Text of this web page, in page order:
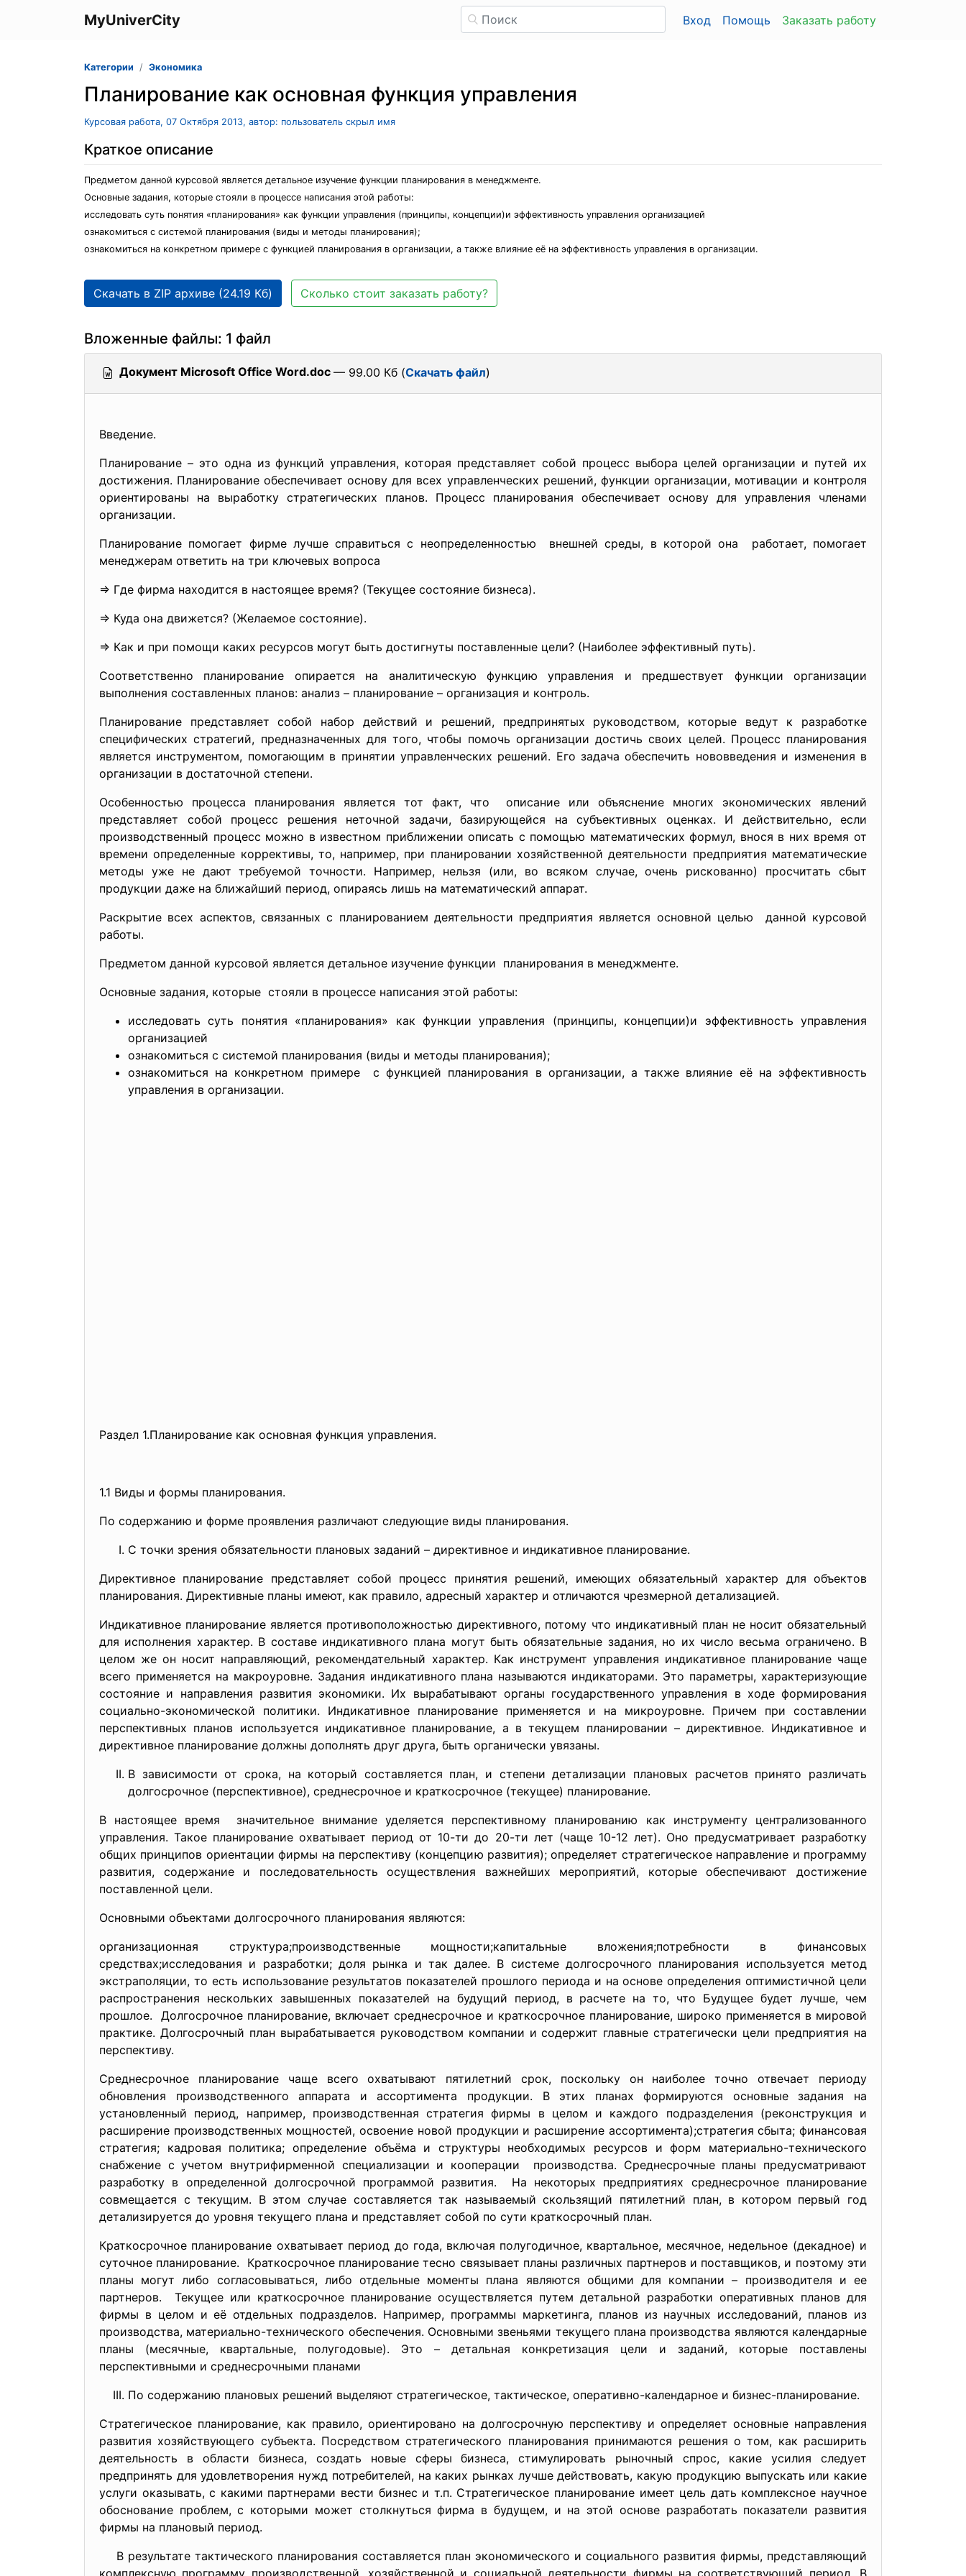
MyUniverCity Вход Помощь Заказать работу
Категории Экономика
Планирование как основная функция управления
Курсовая работа, 07 Октября 2013, автор: пользователь скрыл имя
Краткое описание
Предметом данной курсовой является детальное изучение функции планирования в менеджменте.
Основные задания, которые стояли в процессе написания этой работы:
исследовать суть понятия «планирования» как функции управления (принципы, концепции)и эффективность управления организацией
ознакомиться с системой планирования (виды и методы планирования);
ознакомиться на конкретном примере с функцией планирования в организации, а также влияние её на эффективность управления в организации.
Скачать в ZIP архиве (24.19 Кб) Сколько стоит заказать работу?
Вложенные файлы: 1 файл
Документ Microsoft Office Word.doc — 99.00 Кб (Скачать файл)
Введение.
Планирование – это одна из функций управления, которая представляет собой процесс выбора целей организации и путей их
достижения. Планирование обеспечивает основу для всех управленческих решений, функции организации, мотивации и контроля
ориентированы на выработку стратегических планов. Процесс планирования обеспечивает основу для управления членами
организации.
Планирование помогает фирме лучше справиться с неопределенностью внешней среды, в которой она работает, помогает
менеджерам ответить на три ключевых вопроса
⇒ Где фирма находится в настоящее время? (Текущее состояние бизнеса).
⇒ Куда она движется? (Желаемое состояние).
⇒ Как и при помощи каких ресурсов могут быть достигнуты поставленные цели? (Наиболее эффективный путь).
Соответственно планирование опирается на аналитическую функцию управления и предшествует функции организации
выполнения составленных планов: анализ – планирование – организация и контроль.
Планирование представляет собой набор действий и решений, предпринятых руководством, которые ведут к разработке
специфических стратегий, предназначенных для того, чтобы помочь организации достичь своих целей. Процесс планирования
является инструментом, помогающим в принятии управленческих решений. Его задача обеспечить нововведения и изменения в
организации в достаточной степени.
Особенностью процесса планирования является тот факт, что описание или объяснение многих экономических явлений
представляет собой процесс решения неточной задачи, базирующейся на субъективных оценках. И действительно, если
производственный процесс можно в известном приближении описать с помощью математических формул, внося в них время от
времени определенные коррективы, то, например, при планировании хозяйственной деятельности предприятия математические
методы уже не дают требуемой точности. Например, нельзя (или, во всяком случае, очень рискованно) просчитать сбыт
продукции даже на ближайший период, опираясь лишь на математический аппарат.
Раскрытие всех аспектов, связанных с планированием деятельности предприятия является основной целью данной курсовой
работы.
Предметом данной курсовой является детальное изучение функции планирования в менеджменте.
Основные задания, которые стояли в процессе написания этой работы:
исследовать суть понятия «планирования» как функции управления (принципы, концепции)и эффективность управления
организацией
ознакомиться с системой планирования (виды и методы планирования);
ознакомиться на конкретном примере с функцией планирования в организации, а также влияние её на эффективность
управления в организации.
Раздел 1.Планирование как основная функция управления.
1.1 Виды и формы планирования.
По содержанию и форме проявления различают следующие виды планирования.
С точки зрения обязательности плановых заданий – директивное и индикативное планирование.
Директивное планирование представляет собой процесс принятия решений, имеющих обязательный характер для объектов
планирования. Директивные планы имеют, как правило, адресный характер и отличаются чрезмерной детализацией.
Индикативное планирование является противоположностью директивного, потому что индикативный план не носит обязательный
для исполнения характер. В составе индикативного плана могут быть обязательные задания, но их число весьма ограничено. В
целом же он носит направляющий, рекомендательный характер. Как инструмент управления индикативное планирование чаще
всего применяется на макроуровне. Задания индикативного плана называются индикаторами. Это параметры, характеризующие
состояние и направления развития экономики. Их вырабатывают органы государственного управления в ходе формирования
социально-экономической политики. Индикативное планирование применяется и на микроуровне. Причем при составлении
перспективных планов используется индикативное планирование, а в текущем планировании – директивное. Индикативное и
директивное планирование должны дополнять друг друга, быть органически увязаны.
В зависимости от срока, на который составляется план, и степени детализации плановых расчетов принято различать
долгосрочное (перспективное), среднесрочное и краткосрочное (текущее) планирование.
В настоящее время значительное внимание уделяется перспективному планированию как инструменту централизованного
управления. Такое планирование охватывает период от 10-ти до 20-ти лет (чаще 10-12 лет). Оно предусматривает разработку
общих принципов ориентации фирмы на перспективу (концепцию развития); определяет стратегическое направление и программу
развития, содержание и последовательность осуществления важнейших мероприятий, которые обеспечивают достижение
поставленной цели.
Основными объектами долгосрочного планирования являются:
организационная структура;производственные мощности;капитальные вложения;потребности в финансовых
средствах;исследования и разработки; доля рынка и так далее. В системе долгосрочного планирования используется метод
экстраполяции, то есть использование результатов показателей прошлого периода и на основе определения оптимистичной цели
распространения нескольких завышенных показателей на будущий период, в расчете на то, что Будущее будет лучше, чем
прошлое. Долгосрочное планирование, включает среднесрочное и краткосрочное планирование, широко применяется в мировой
практике. Долгосрочный план вырабатывается руководством компании и содержит главные стратегически цели предприятия на
перспективу.
Среднесрочное планирование чаще всего охватывают пятилетний срок, поскольку он наиболее точно отвечает периоду
обновления производственного аппарата и ассортимента продукции. В этих планах формируются основные задания на
установленный период, например, производственная стратегия фирмы в целом и каждого подразделения (реконструкция и
расширение производственных мощностей, освоение новой продукции и расширение ассортимента);стратегия сбыта; финансовая
стратегия; кадровая политика; определение объёма и структуры необходимых ресурсов и форм материально-технического
снабжение с учетом внутрифирменной специализации и кооперации производства. Среднесрочные планы предусматривают
разработку в определенной долгосрочной программой развития. На некоторых предприятиях среднесрочное планирование
совмещается с текущим. В этом случае составляется так называемый скользящий пятилетний план, в котором первый год
детализируется до уровня текущего плана и представляет собой по сути краткосрочный план.
Краткосрочное планирование охватывает период до года, включая полугодичное, квартальное, месячное, недельное (декадное) и
суточное планирование. Краткосрочное планирование тесно связывает планы различных партнеров и поставщиков, и поэтому эти
планы могут либо согласовываться, либо отдельные моменты плана являются общими для компании – производителя и ее
партнеров. Текущее или краткосрочное планирование осуществляется путем детальной разработки оперативных планов для
фирмы в целом и её отдельных подразделов. Например, программы маркетинга, планов из научных исследований, планов из
производства, материально-технического обеспечения. Основными звеньями текущего плана производства являются календарные
планы (месячные, квартальные, полугодовые). Это – детальная конкретизация цели и заданий, которые поставлены
перспективными и среднесрочными планами
По содержанию плановых решений выделяют стратегическое, тактическое, оперативно-календарное и бизнес-планирование.
Стратегическое планирование, как правило, ориентировано на долгосрочную перспективу и определяет основные направления
развития хозяйствующего субъекта. Посредством стратегического планирования принимаются решения о том, как расширить
деятельность в области бизнеса, создать новые сферы бизнеса, стимулировать рыночный спрос, какие усилия следует
предпринять для удовлетворения нужд потребителей, на каких рынках лучше действовать, какую продукцию выпускать или какие
услуги оказывать, с какими партнерами вести бизнес и т.п. Стратегическое планирование имеет цель дать комплексное научное
обоснование проблем, с которыми может столкнуться фирма в будущем, и на этой основе разработать показатели развития
фирмы на плановый период.
В результате тактического планирования составляется план экономического и социального развития фирмы, представляющий
комплексную программу производственной, хозяйственной и социальной деятельности фирмы на соответствующий период. В